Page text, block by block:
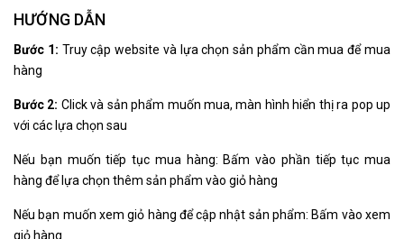
Bạn chưa xem sản phẩm nào
HƯỚNG DẪN
Bước 1: Truy cập website và lựa chọn sản phẩm cần mua để mua
hàng
Bước 2: Click và sản phẩm muốn mua, màn hình hiển thị ra pop up
với các lựa chọn sau
Nếu bạn muốn tiếp tục mua hàng: Bấm vào phần tiếp tục mua
hàng để lựa chọn thêm sản phẩm vào giỏ hàng
Nếu bạn muốn xem giỏ hàng để cập nhật sản phẩm: Bấm vào xem
giỏ hàng